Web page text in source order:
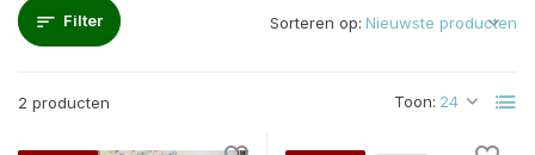
Filter
2 producten Toon:
Sorteren op: